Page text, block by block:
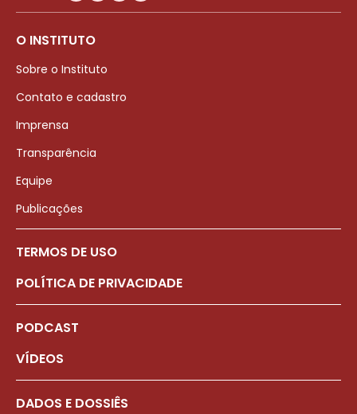
O INSTITUTO
Sobre o Instituto
Contato e cadastro
Imprensa
Transparência
Equipe
Publicações
TERMOS DE USO
POLÍTICA DE PRIVACIDADE
PODCAST
VÍDEOS
DADOS E DOSSIÊS